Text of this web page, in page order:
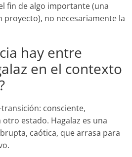
fin de algo importante (una
proyecto), no necesariamente la
hay entre
en el contexto
consciente,
otro estado. Hagalaz es una
caótica, que arrasa para